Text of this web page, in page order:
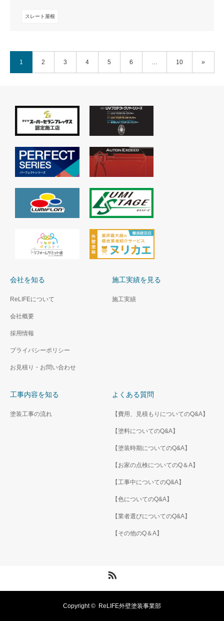
スレート屋根
1 2 3 4 5 6 10 »
会社を知る
ReLIFEについて
会社概要
採用情報
プライバシーポリシー
お見積り・お問い合わせ
施工実績を見る
施工実績
工事内容を知る
塗装工事の流れ
よくある質問
【費用、見積もりについてのQ&A】
【塗料についてのQ&A】
【塗装時期についてのQ&A】
【お家の点検についてのQ＆A】
【工事中についてのQ&A】
【色についてのQ&A】
【業者選びについてのQ&A】
【その他のQ＆A】
Copyright © ReLIFE外壁塗装事業部